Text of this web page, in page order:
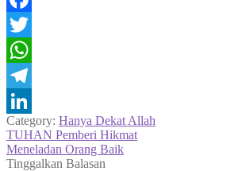
Facebook
Twitter
WhatsApp
Telegram
LinkedIn
Category: Hanya Dekat Allah
Navigasi
pos
Previous
post:
TUHAN Pemberi Hikmat
Next
post:
Meneladan Orang Baik
Tinggalkan Balasan